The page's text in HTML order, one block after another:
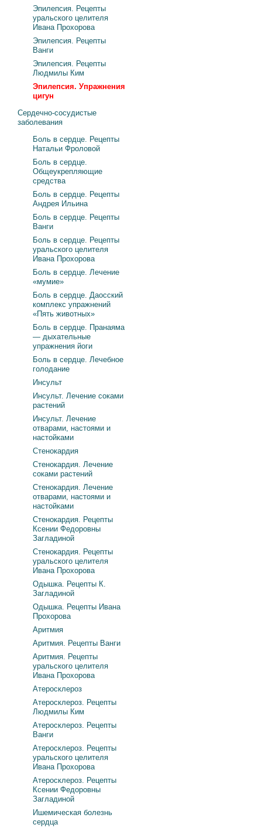
Эпилепсия. Рецепты
уральского целителя
Ивана Прохорова
Эпилепсия. Рецепты
Ванги
Эпилепсия. Рецепты
Людмилы Ким
Эпилепсия. Упражнения
цигун
Сердечно-сосудистые
заболевания
Боль в сердце. Рецепты
Натальи Фроловой
Боль в сердце.
Общеукрепляющие
средства
Боль в сердце. Рецепты
Андрея Ильина
Боль в сердце. Рецепты
Ванги
Боль в сердце. Рецепты
уральского целителя
Ивана Прохорова
Боль в сердце. Лечение
«мумие»
Боль в сердце. Даосский
комплекс упражнений
«Пять животных»
Боль в сердце. Пранаяма
— дыхательные
упражнения йоги
Боль в сердце. Лечебное
голодание
Инсульт
Инсульт. Лечение соками
растений
Инсульт. Лечение
отварами, настоями и
настойками
Стенокардия
Стенокардия. Лечение
соками растений
Стенокардия. Лечение
отварами, настоями и
настойками
Стенокардия. Рецепты
Ксении Федоровны
Загладиной
Стенокардия. Рецепты
уральского целителя
Ивана Прохорова
Одышка. Рецепты К.
Загладиной
Одышка. Рецепты Ивана
Прохорова
Аритмия
Аритмия. Рецепты Ванги
Аритмия. Рецепты
уральского целителя
Ивана Прохорова
Атеросклероз
Атеросклероз. Рецепты
Людмилы Ким
Атеросклероз. Рецепты
Ванги
Атеросклероз. Рецепты
уральского целителя
Ивана Прохорова
Атеросклероз. Рецепты
Ксении Федоровны
Загладиной
Ишемическая болезнь
сердца